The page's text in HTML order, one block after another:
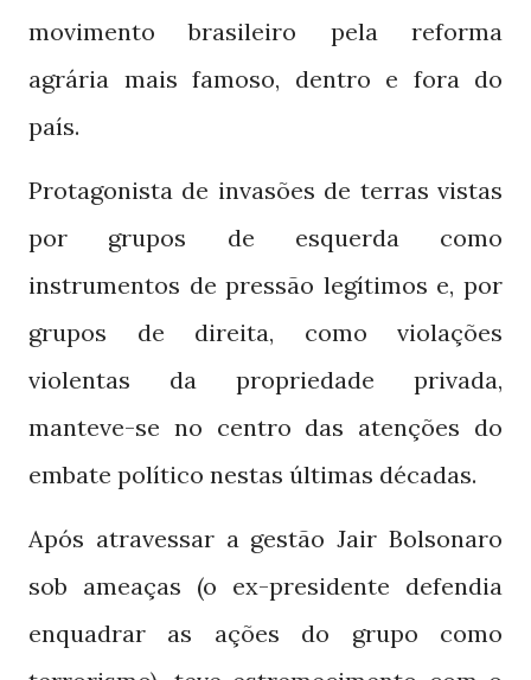
movimento brasileiro pela reforma
agrária mais famoso, dentro e fora do
país.
Protagonista de invasões de terras vistas
por grupos de esquerda como
instrumentos de pressão legítimos e, por
grupos de direita, como violações
violentas da propriedade privada,
manteve-se no centro das atenções do
embate político nestas últimas décadas.
Após atravessar a gestão Jair Bolsonaro
sob ameaças (o ex-presidente defendia
enquadrar as ações do grupo como